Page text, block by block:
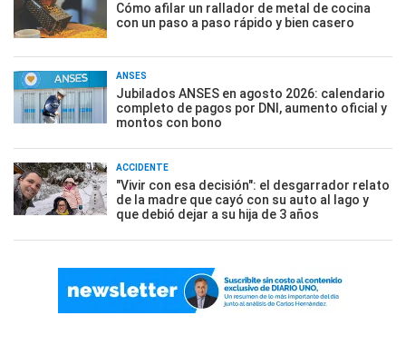
Cómo afilar un rallador de metal de cocina
con un paso a paso rápido y bien casero
ANSES
Jubilados ANSES en agosto 2026: calendario
completo de pagos por DNI, aumento oficial y
montos con bono
ACCIDENTE
"Vivir con esa decisión": el desgarrador relato
de la madre que cayó con su auto al lago y
que debió dejar a su hija de 3 años